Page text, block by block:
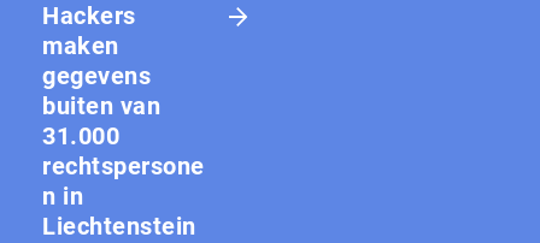
Hackers
maken
gegevens
buiten van
31.000
rechtspersone
n in
Liechtenstein